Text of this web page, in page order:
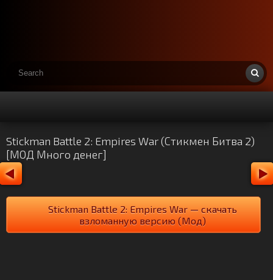
Stickman Battle 2: Empires War (Стикмен Битва 2)
[МОД Много денег]
Stickman Battle 2: Empires War — скачать
взломанную версию (Мод)